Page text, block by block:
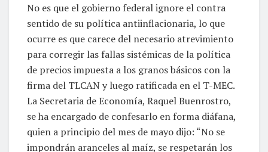
No es que el gobierno federal ignore el contra
sentido de su política antiinflacionaria, lo que
ocurre es que carece del necesario atrevimiento
para corregir las fallas sistémicas de la política
de precios impuesta a los granos básicos con la
firma del TLCAN y luego ratificada en el T-MEC.
La Secretaria de Economía, Raquel Buenrostro,
se ha encargado de confesarlo en forma diáfana,
quien a principio del mes de mayo dijo: “No se
impondrán aranceles al maíz, se respetarán los